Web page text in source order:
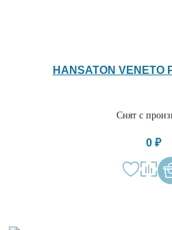
HANSATON VENETO
Снят с
0 ₽